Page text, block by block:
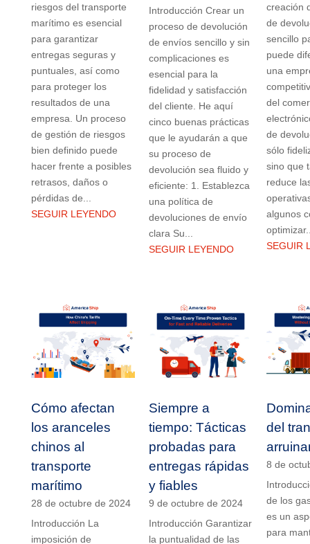
riesgos del transporte
marítimo es esencial
para garantizar
entregas seguras y
puntuales, así como
para proteger los
resultados de una
empresa. Un proceso
de gestión de riesgos
bien definido puede
hacer frente a posibles
retrasos, daños o
pérdidas de...
SEGUIR LEYENDO
Introducción Crear un
proceso de devolución
de envíos sencillo y sin
complicaciones es
esencial para la
fidelidad y satisfacción
del cliente. He aquí
cinco buenas prácticas
que le ayudarán a que
su proceso de
devolución sea fluido y
eficiente: 1. Establezca
una política de
devoluciones de envío
clara Su...
SEGUIR LEYENDO
creación
de
sencillo
puede
una
del
de
sólo
sino que
reduce
algunos
SEGUIR
Cómo afectan
los aranceles
chinos al
transporte
marítimo
28 de octubre de 2024
Introducción La
imposición de
Siempre a
tiempo: Tácticas
probadas para
entregas rápidas
y fiables
9 de octubre de 2024
Introducción Garantizar
la puntualidad de las
del
8 de
de los
es un
para